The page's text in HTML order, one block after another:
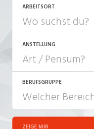
ARBEITSORT
ANSTELLUNG
JOB-TYP
Festanstellung
BERUFSGRUPPE
ZEIGE MIR